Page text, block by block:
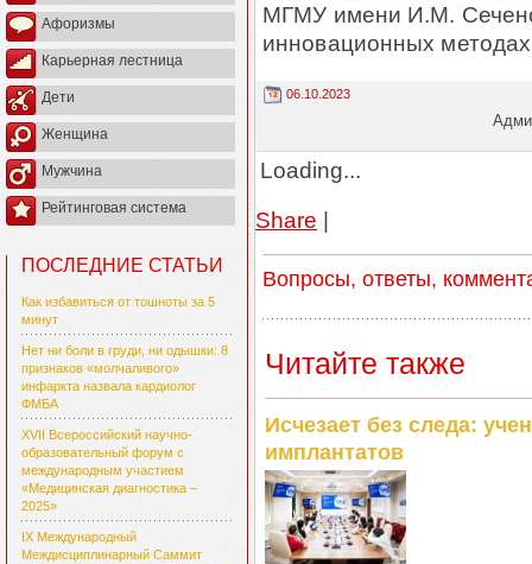
Афоризмы
Карьерная лестница
Дети
Женщина
Мужчина
Рейтинговая система
ПОСЛЕДНИЕ СТАТЬИ
Как избавиться от тошноты за 5
минут
Нет ни боли в груди, ни одышки: 8
признаков «молчаливого»
инфаркта назвала кардиолог
ФМБА
XVII Всероссийский научно-
образовательный форум с
международным участием
«Медицинская диагностика –
2025»
IX Международный
Междисциплинарный Саммит
МГМУ имени И.М.
инновационных
06.10.2023
Loading...
Share |
Вопросы, ответы,
Читайте также
Исчезает без следа:
имплантатов